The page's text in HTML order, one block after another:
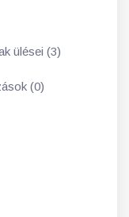
ülései (3)
(0)